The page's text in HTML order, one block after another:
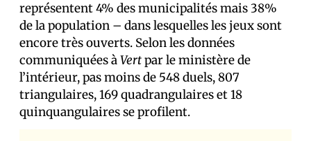
représentent 4% des municipalités mais 38%
de la population – dans lesquelles les jeux sont
encore très ouverts. Selon les données
communiquées àVertpar le ministère de
l’intérieur, pas moins de 548 duels, 807
triangulaires, 169 quadrangulaires et 18
quinquangulaires se profilent.